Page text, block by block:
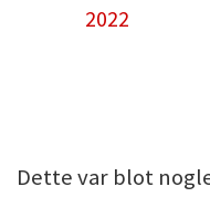
2022
Dette var blot